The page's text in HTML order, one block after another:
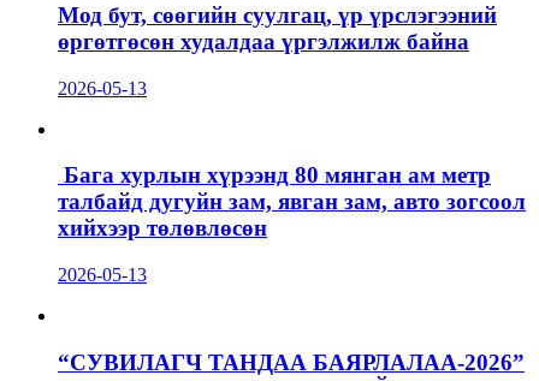
Мод бут, сөөгийн суулгац, үр үрслэгээний
өргөтгөсөн худалдаа үргэлжилж байна
2026-05-13
Бага хурлын хүрээнд 80 мянган ам метр
талбайд дугуйн зам, явган зам, авто зогсоол
хийхээр төлөвлөсөн
2026-05-13
“СУВИЛАГЧ ТАНДАА БАЯРЛАЛАА-2026”